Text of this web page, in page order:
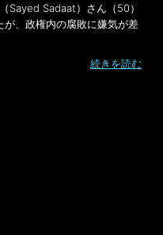
Sayed Sadaat）さん（50）
、政権内の腐敗に嫌気が差
続きを読む